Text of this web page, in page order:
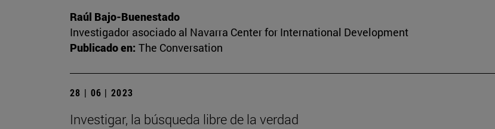
Raúl Bajo-Buenestado
Investigador asociado al Navarra Center for International Development
Publicado en: The Conversation
28 | 06 | 2023
Investigar, la búsqueda libre de la verdad